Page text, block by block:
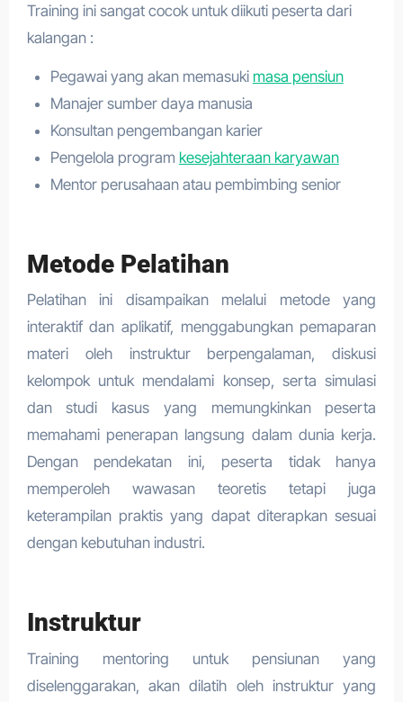
Training ini sangat cocok untuk diikuti peserta dari
kalangan :
Pegawai yang akan memasuki masa pensiun
Manajer sumber daya manusia
Konsultan pengembangan karier
Pengelola program kesejahteraan karyawan
Mentor perusahaan atau pembimbing senior
Metode Pelatihan
Pelatihan ini disampaikan melalui metode yang
interaktif dan aplikatif, menggabungkan pemaparan
materi oleh instruktur berpengalaman, diskusi
kelompok untuk mendalami konsep, serta simulasi
dan studi kasus yang memungkinkan peserta
memahami penerapan langsung dalam dunia kerja.
Dengan pendekatan ini, peserta tidak hanya
memperoleh wawasan teoretis tetapi juga
keterampilan praktis yang dapat diterapkan sesuai
dengan kebutuhan industri.
Instruktur
Training mentoring untuk pensiunan yang
diselenggarakan, akan dilatih oleh instruktur yang